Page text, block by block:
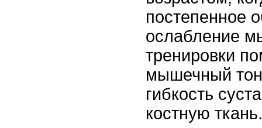
постепенное
ослабление
тренировки
мышечный
гибкость
костную ткань.